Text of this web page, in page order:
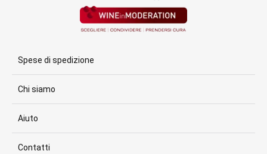
Spese di spedizione
Chi siamo
Aiuto
Contatti